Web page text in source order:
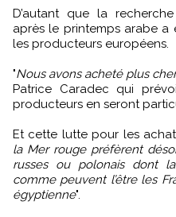
D’autant que la
après le printemps arabe a
les producteurs européens.
"Nous avons acheté plus
Patrice Caradec qui
producteurs en seront
Et cette lutte pour les
la Mer rouge préfèrent
russes ou polonais dont
comme peuvent l’être les
égyptienne".